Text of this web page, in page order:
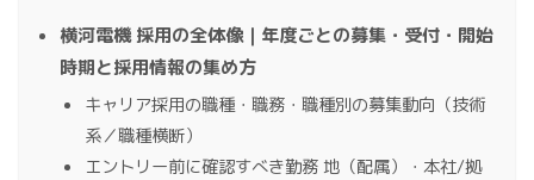
横河電機 採用の全体像｜年度ごとの募集・受付・開始
時期と採用情報の集め方
キャリア採用の職種・職務・職種別の募集動向（技術
系／職種横断）
エントリー前に確認すべき勤務 地（配属）・本社/拠